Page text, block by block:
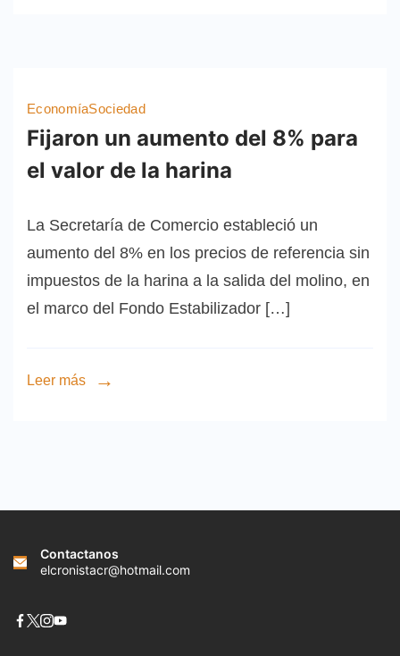
EconomíaSociedad
Fijaron un aumento del 8% para
el valor de la harina
La Secretaría de Comercio estableció un
aumento del 8% en los precios de referencia sin
impuestos de la harina a la salida del molino, en
el marco del Fondo Estabilizador […]
Leer más
Contactanos
elcronistacr@hotmail.com